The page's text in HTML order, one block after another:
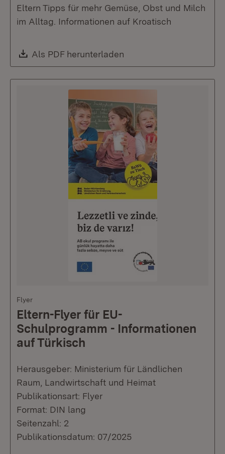
Eltern Tipps für mehr Gemüse, Obst und Milch
im Alltag. Informationen auf Kroatisch
Download:
Als PDF herunterladen
Flyer
Eltern-Flyer für EU-
Schulprogramm - Informationen
auf Türkisch
Herausgeber: Ministerium für Ländlichen
Raum, Landwirtschaft und Heimat
Publikationsart: Flyer
Format: DIN lang
Seitenzahl: 2
Publikationsdatum: 07/2025